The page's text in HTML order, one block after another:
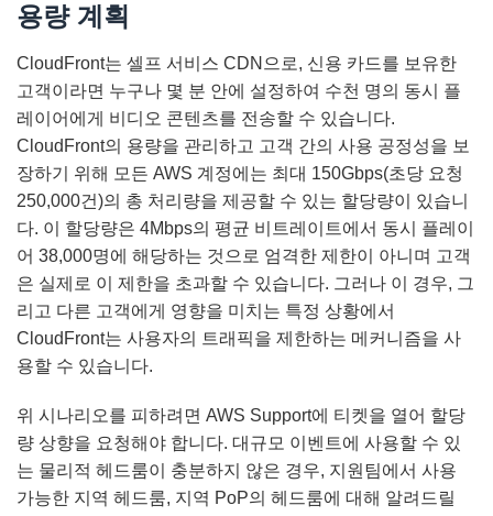
용량 계획
CloudFront는 셀프 서비스 CDN으로, 신용 카드를 보유한
고객이라면 누구나 몇 분 안에 설정하여 수천 명의 동시 플
레이어에게 비디오 콘텐츠를 전송할 수 있습니다.
CloudFront의 용량을 관리하고 고객 간의 사용 공정성을 보
장하기 위해 모든 AWS 계정에는 최대 150Gbps(초당 요청
250,000건)의 총 처리량을 제공할 수 있는 할당량이 있습니
다. 이 할당량은 4Mbps의 평균 비트레이트에서 동시 플레이
어 38,000명에 해당하는 것으로 엄격한 제한이 아니며 고객
은 실제로 이 제한을 초과할 수 있습니다. 그러나 이 경우, 그
리고 다른 고객에게 영향을 미치는 특정 상황에서
CloudFront는 사용자의 트래픽을 제한하는 메커니즘을 사
용할 수 있습니다.
위 시나리오를 피하려면 AWS Support에 티켓을 열어 할당
량 상향을 요청해야 합니다. 대규모 이벤트에 사용할 수 있
는 물리적 헤드룸이 충분하지 않은 경우, 지원팀에서 사용
가능한 지역 헤드룸, 지역 PoP의 헤드룸에 대해 알려드릴